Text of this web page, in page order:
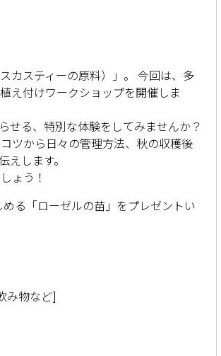
カスティーの原料）」。 今回は、多
え付けワークショップを開催しま
せる、特別な体験をしてみませんか？
ツから日々の管理方法、秋の収穫後
します。
ょう！
る「ローゼルの苗」をプレゼントい
み物など]